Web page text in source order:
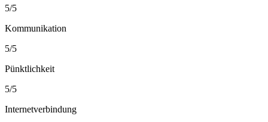
5/5
Kommunikation
5/5
Pünktlichkeit
5/5
Internetverbindung